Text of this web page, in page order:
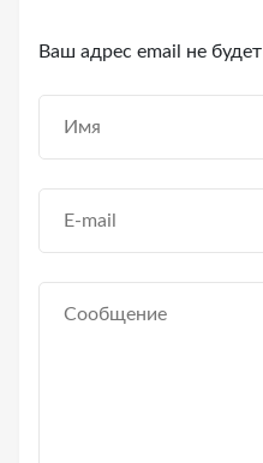
Ваш адрес email не